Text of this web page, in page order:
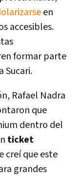
en
accesibles.
formar parte
Sucari.
Rafael Nadra
que
dentro del
ticket
creí que este
grandes